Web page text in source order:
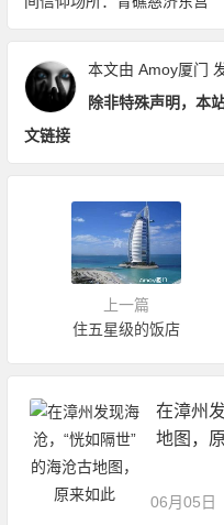
本文由 Amoy厦门
除非特殊声明，本
文链接
上一篇
住五星级的饭店
在漳州
地图，
06月05日